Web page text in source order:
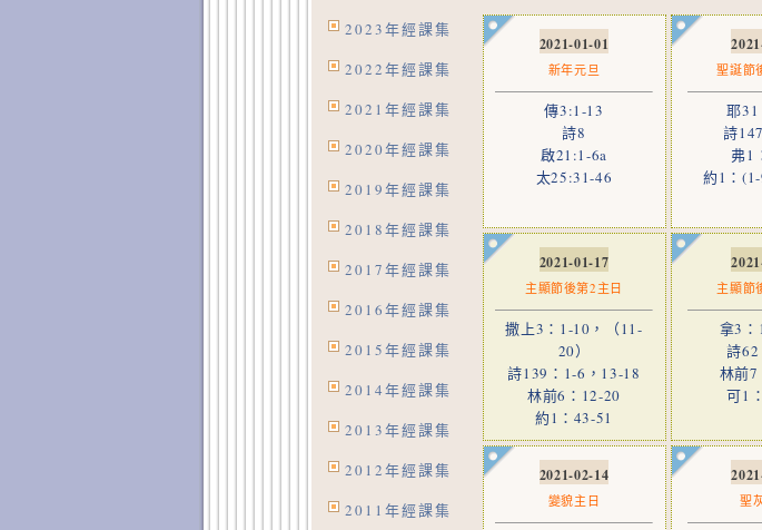
2023年經課集
2022年經課集
2021年經課集
2020年經課集
2019年經課集
2018年經課集
2017年經課集
2016年經課集
2015年經課集
2014年經課集
2013年經課集
2012年經課集
2011年經課集
2021-01-01
新年元旦
傳3:1-13
詩8
啟21:1-6a
太25:31-46
聖誕節
耶
詩
弗1
約1：
2021-01-17
主顯節後第2主日
撒上3：1-10，（11-
20）
詩139：1-6，13-18
林前6：12-20
約1：43-51
主顯節
拿3
詩
林前7
可1
2021-02-14
變貌主日 聖